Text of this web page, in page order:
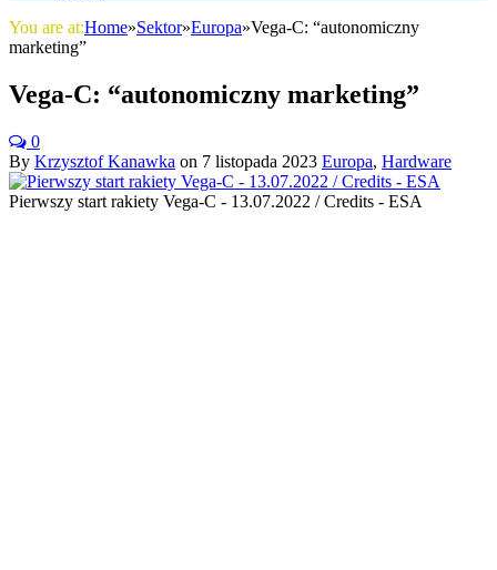
You are at:Home»Sektor»Europa»Vega-C: “autonomiczny
marketing”
Vega-C: “autonomiczny marketing”
0
By Krzysztof Kanawka on 7 listopada 2023 Europa, Hardware
Pierwszy start rakiety Vega-C - 13.07.2022 / Credits - ESA